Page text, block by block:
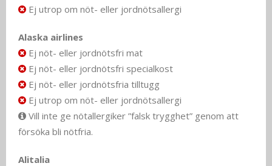
Ej utrop om nöt- eller jordnötsallergi
Alaska airlines
Ej nöt- eller jordnötsfri mat
Ej nöt- eller jordnötsfri specialkost
Ej nöt- eller jordnötsfria tilltugg
Ej utrop om nöt- eller jordnötsallergi
Vill inte ge nötallergiker ”falsk trygghet” genom att
försöka bli nötfria.
Alitalia